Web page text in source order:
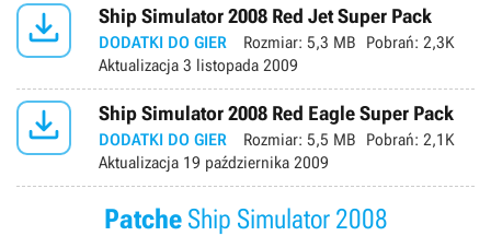
 Ship Simulator 2008 Red Jet Super Pack
DODATKI DO GIER Rozmiar: 5,3 MB Pobrań: 2,3K
Aktualizacja 3 listopada 2009
 Ship Simulator 2008 Red Eagle Super Pack
DODATKI DO GIER Rozmiar: 5,5 MB Pobrań: 2,1K
Aktualizacja 19 października 2009
PatcheShip Simulator 2008